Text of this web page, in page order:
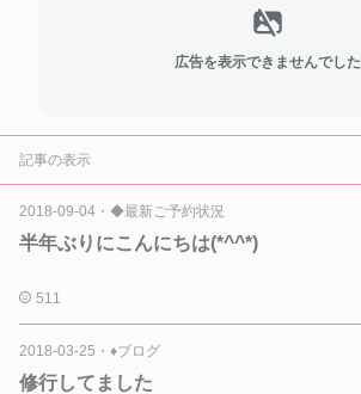
広告を表示できませんでした
記事の表示
2018-09-04 ・ ◆最新ご予約状況
半年ぶりにこんにちは(*^^*)
511
2018-03-25 ・ ♦ブログ
修行してました